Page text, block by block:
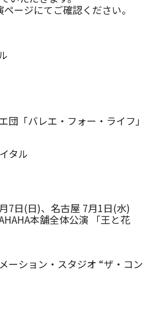
ージにてご確認ください。
団「バレエ・フォー・ライフ」
タル
7日(日)、名古屋 7月1日(水)
本舗全体公演 「王と花
ーション・スタジオ “ザ・コン